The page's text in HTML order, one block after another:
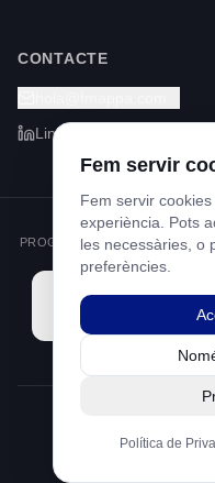
CONTACTE
LinkedIn
PROGRAMA KIT DIGITAL
MECANISME DE
Política de
Fem servir
Fem servir
experiència. Pots
les necessàries, o
preferències.
Política de